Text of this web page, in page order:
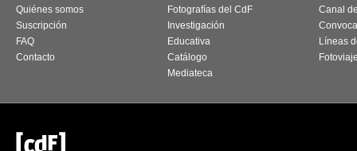
Quiénes somos
Suscripción
FAQ
Contacto
Fotografías del CdF
Investigación
Educativa
Catálogo
Mediateca
Canal
Líneas